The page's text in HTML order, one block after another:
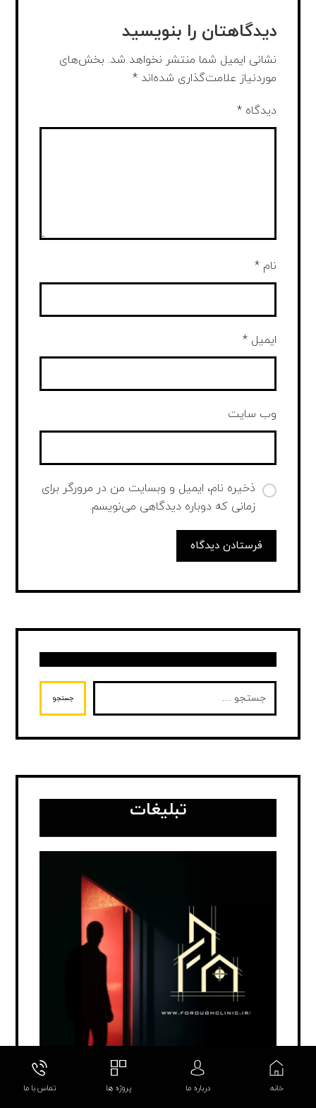
دیدگاهتان را بنویسید
نشانی ایمیل شما منتشر نخواهد شد. بخش‌های
موردنیاز علامت‌گذاری شده‌اند*
دیدگاه*
نام*
ایمیل*
وب‌ سایت
ذخیره نام، ایمیل و وبسایت من در مرورگر برای
زمانی که دوباره دیدگاهی می‌نویسم.
فرستادن دیدگاه
جستجو
تبلیغات
خانه درباره ما پروژه ها تماس با ما